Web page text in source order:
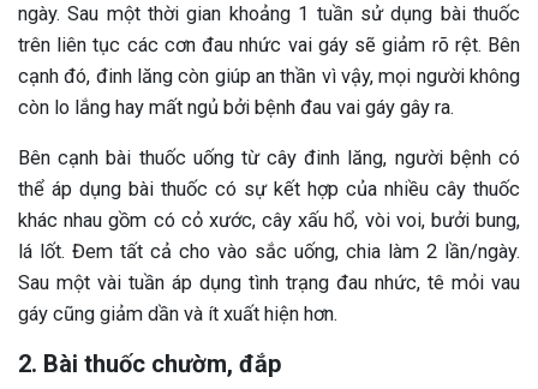
ngày. Sau một thời gian khoảng 1 tuần sử dụng bài thuốc
trên liên tục các cơn đau nhức vai gáy sẽ giảm rõ rệt. Bên
cạnh đó, đinh lăng còn giúp an thần vì vậy, mọi người không
còn lo lắng hay mất ngủ bởi bệnh đau vai gáy gây ra.
Bên cạnh bài thuốc uống từ cây đinh lăng, người bệnh có
thể áp dụng bài thuốc có sự kết hợp của nhiều cây thuốc
khác nhau gồm có cỏ xước, cây xấu hổ, vòi voi, bưởi bung,
lá lốt. Đem tất cả cho vào sắc uống, chia làm 2 lần/ngày.
Sau một vài tuần áp dụng tình trạng đau nhức, tê mỏi vau
gáy cũng giảm dần và ít xuất hiện hơn.
2. Bài thuốc chườm, đắp